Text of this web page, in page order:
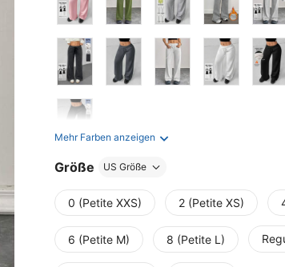
Mehr Farben anzeigen
Größe US Größe
0 (Petite XXS) 2 (Petite XS)
6 (Petite M) 8 (Petite L)